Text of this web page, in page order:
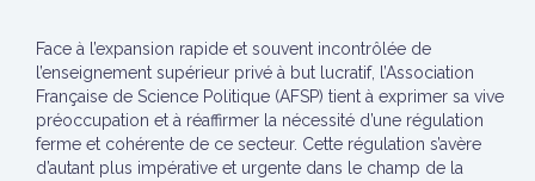
Face à l’expansion rapide et souvent incontrôlée de
l’enseignement supérieur privé à but lucratif, l’Association
Française de Science Politique (AFSP) tient à exprimer sa vive
préoccupation et à réaffirmer la nécessité d’une régulation
ferme et cohérente de ce secteur. Cette régulation s’avère
d’autant plus impérative et urgente dans le champ de la